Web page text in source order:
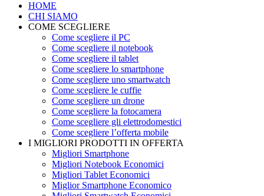
HOME
CHI SIAMO
COME SCEGLIERE
Come scegliere il PC
Come scegliere il notebook
Come scegliere il tablet
Come scegliere lo smartphone
Come scegliere uno smartwatch
Come scegliere le cuffie
Come scegliere un drone
Come scegliere la fotocamera
Come scegliere gli elettrodomestici
Come scegliere l’offerta mobile
I MIGLIORI PRODOTTI IN OFFERTA
Migliori Smartphone
Migliori Notebook Economici
Migliori Tablet Economici
Miglior Smartphone Economico